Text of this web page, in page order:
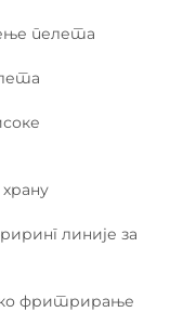
пелета
линије за
фритрирање